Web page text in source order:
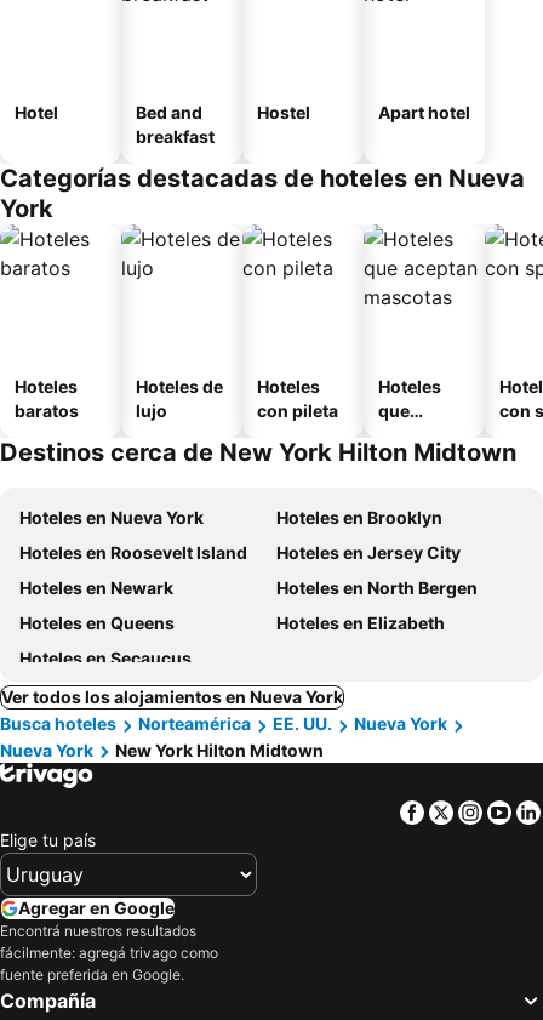
Hotel
Bed and
breakfast
Hostel Apart hotel
Categorías destacadas de hoteles en Nueva
York
Hoteles
baratos
Hoteles de
lujo
Hoteles
con pileta
Hoteles
que
mascotas
con
Destinos cerca de New York Hilton Midtown
Hoteles en Nueva York
Hoteles en Brooklyn
Hoteles en Roosevelt Island
Hoteles en Jersey City
Hoteles en Newark
Hoteles en North Bergen
Hoteles en Queens
Hoteles en Elizabeth
Hoteles en Secaucus
Ver todos los alojamientos en Nueva York
Busca hoteles
Norteamérica EE. UU.
Nueva York
Nueva York
New York Hilton Midtown
Facebook
Twitter
Elige tu país
Agregar en Google
Encontrá nuestros resultados
fácilmente: agregá trivago como
fuente preferida en Google.
Compañía